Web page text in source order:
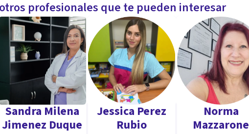
profesionales que te pueden interesar
Sandra Milena
Jimenez Duque
Jessica Perez
Rubio
Norma
Mazzarone